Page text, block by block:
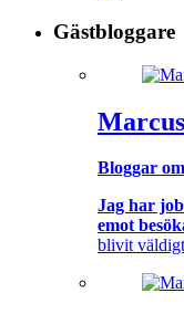
Gästbloggare
Bloggar
Jag har
emot
blivit